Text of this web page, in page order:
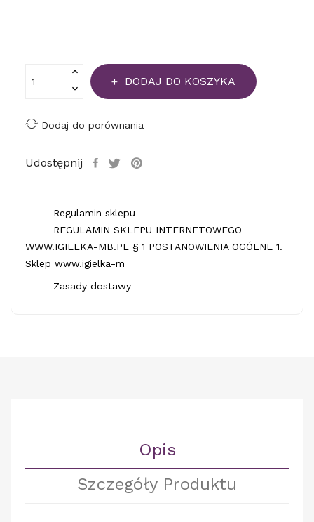
DODAJ DO KOSZYKA
Dodaj do porównania
Udostępnij
Regulamin sklepu
REGULAMIN SKLEPU INTERNETOWEGO
WWW.IGIELKA-MB.PL § 1 POSTANOWIENIA OGÓLNE 1.
Sklep www.igielka-m
Zasady dostawy
Opis
Szczegóły Produktu